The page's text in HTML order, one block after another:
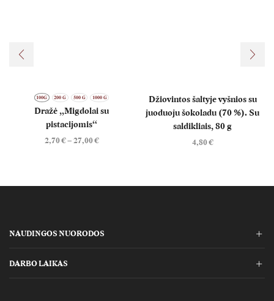
100G 200 G 500 G 1000 G
Dražė „Migdolai su
pistacijomis“
2,70€–27,00€
Džiovintos šaltyje vyšnios su
juoduoju šokoladu (70 %). Su
saldikliais, 80 g
4,80€
NAUDINGOS NUORODOS
DARBO LAIKAS